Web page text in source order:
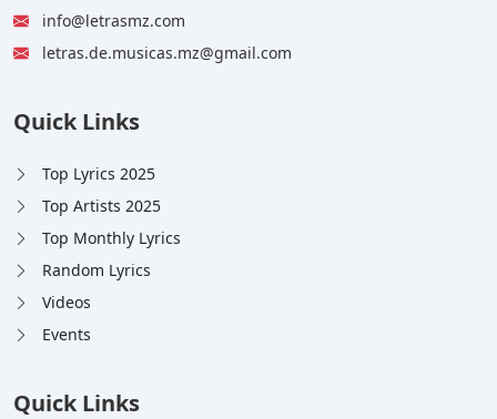
info@letrasmz.com
letras.de.musicas.mz@gmail.com
Quick Links
Top Lyrics 2025
Top Artists 2025
Top Monthly Lyrics
Random Lyrics
Videos
Events
Quick Links